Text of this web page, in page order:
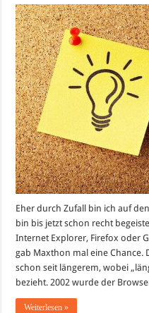
Eher durch Zufall bin ich auf
bin bis jetzt schon recht
Internet Explorer, Firefox oder
gab Maxthon mal eine Chance.
schon seit längerem, wobei
bezieht. 2002 wurde der
Weiterlesen »